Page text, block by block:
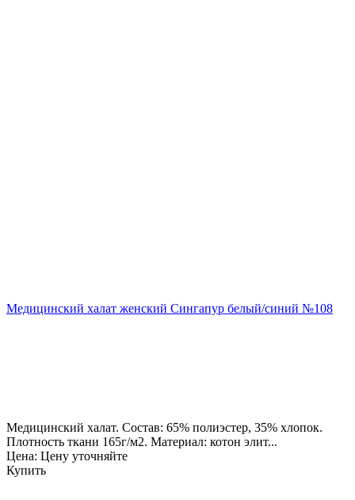
Медицинский халат женский Сингапур белый/синий №108
Медицинский халат. Состав: 65% полиэстер, 35% хлопок.
Плотность ткани 165г/м2. Материал: котон элит...
Цена: Цену уточняйте
Купить